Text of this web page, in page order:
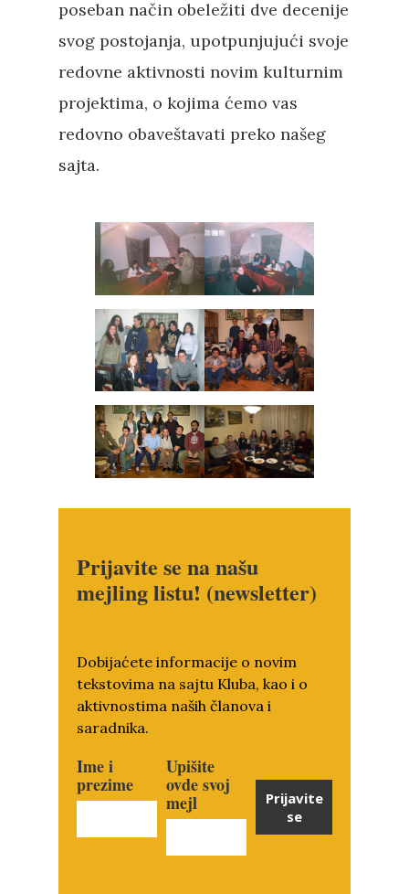
poseban način obeležiti dve decenije
svog postojanja, upotpunjujući svoje
redovne aktivnosti novim kulturnim
projektima, o kojima ćemo vas
redovno obaveštavati preko našeg
sajta.
Prijavite se na našu
mejling listu! (newsletter)
Dobijaćete informacije o novim
tekstovima na sajtu Kluba, kao i o
aktivnostima naših članova i
saradnika.
Ime i
prezime
Upišite
ovde svoj
mejl
Prijavite
se